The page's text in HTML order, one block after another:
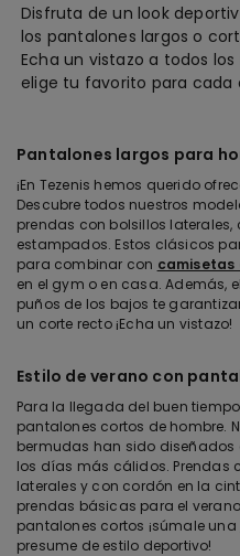
Disfruta de un look
los pantalones largos o
Echa un vistazo a todos
elige tu favorito para cada
Pantalones largos para
¡En Tezenis hemos querido
Descubre todos nuestros
prendas con bolsillos
estampados. Estos clásicos
para combinar con camisetas
en el gym o en casa. Además,
puños de los bajos te
un corte recto ¡Echa un vistazo!
Estilo de verano con
Para la llegada del buen
pantalones cortos de hombre.
bermudas han sido
los días más cálidos. Prendas
laterales y con cordón en la
prendas básicas para el
pantalones cortos ¡súmale una
presume de estilo deportivo!